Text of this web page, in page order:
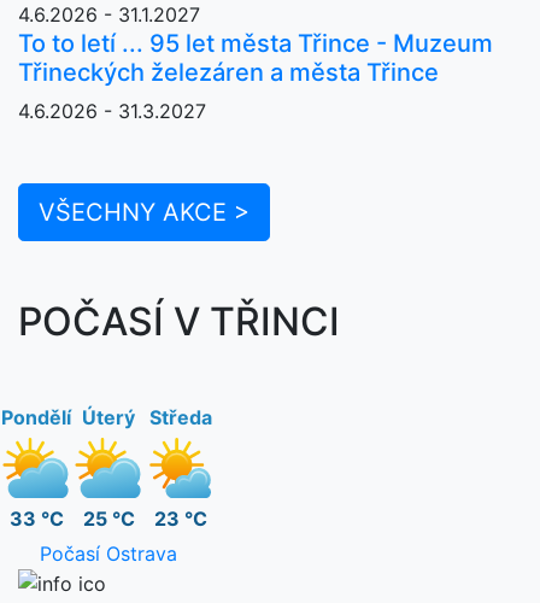
4.6.2026 - 31.1.2027
To to letí ... 95 let města Třince - Muzeum
Třineckých železáren a města Třince
4.6.2026 - 31.3.2027
VŠECHNY AKCE >
POČASÍ V TŘINCI
Pondělí
33 °C
Úterý
25 °C
Středa
23 °C
Počasí Ostrava